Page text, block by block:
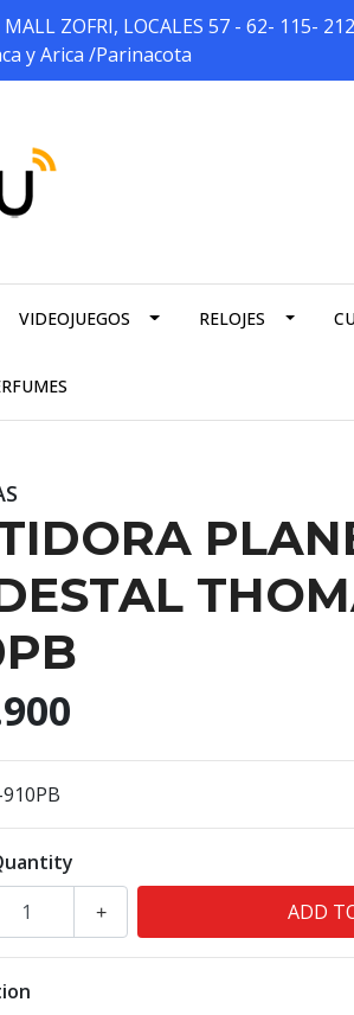
ZOFRI, LOCALES 57 - 62- 115-
y Arica /Parinacota
VIDEOJUEGOS RELOJES
+